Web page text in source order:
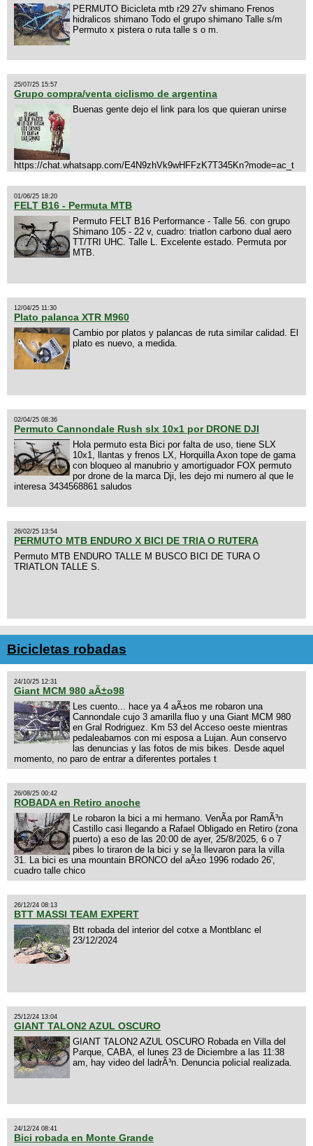
PERMUTO Bicicleta mtb r29 27v shimano Frenos
hidralicos shimano Todo el grupo shimano Talle s/m
Permuto x pistera o ruta talle s o m.
25/07/25 15:57
Grupo compra/venta ciclismo de argentina
Buenas gente dejo el link para los que quieran unirse
https://chat.whatsapp.com/E4N9zhVk9wHFFzK7T345Kn?mode=ac_t
01/06/25 18:20
FELT B16 - Permuta MTB
Permuto FELT B16 Performance - Talle 56. con grupo
Shimano 105 - 22 v, cuadro: triatlon carbono dual aero
TT/TRI UHC. Talle L. Excelente estado. Permuta por
MTB.
12/04/25 11:30
Plato palanca XTR M960
Cambio por platos y palancas de ruta similar calidad. El
plato es nuevo, a medida.
02/04/25 08:36
Permuto Cannondale Rush slx 10x1 por DRONE DJI
Hola permuto esta Bici por falta de uso, tiene SLX
10x1, llantas y frenos LX, Horquilla Axon tope de gama
con bloqueo al manubrio y amortiguador FOX permuto
por drone de la marca Dji, les dejo mi numero al que le
interesa 3434568861 saludos
26/02/25 13:54
PERMUTO MTB ENDURO X BICI DE TRIA O RUTERA
Permuto MTB ENDURO TALLE M BUSCO BICI DE TURA O
TRIATLON TALLE S.
Bicicletas robadas
24/10/25 12:31
Giant MCM 980 aÃ±o98
Les cuento... hace ya 4 aÃ±os me robaron una
Cannondale cujo 3 amarilla fluo y una Giant MCM 980
en Gral Rodriguez. Km 53 del Acceso oeste mientras
pedaleabamos con mi esposa a Lujan. Aun conservo
las denuncias y las fotos de mis bikes. Desde aquel
momento, no paro de entrar a diferentes portales t
26/08/25 00:42
ROBADA en Retiro anoche
Le robaron la bici a mi hermano. VenÃ­a por RamÃ³n
Castillo casi llegando a Rafael Obligado en Retiro (zona
puerto) a eso de las 20:00 de ayer, 25/8/2025, 6 o 7
pibes lo tiraron de la bici y se la llevaron para la villa
31. La bici es una mountain BRONCO del aÃ±o 1996 rodado 26',
cuadro talle chico
26/12/24 08:13
BTT MASSI TEAM EXPERT
Btt robada del interior del cotxe a Montblanc el
23/12/2024
25/12/24 13:04
GIANT TALON2 AZUL OSCURO
GIANT TALON2 AZUL OSCURO Robada en Villa del
Parque, CABA, el lunes 23 de Diciembre a las 11:38
am, hay video del ladrÃ³n. Denuncia policial realizada.
24/12/24 08:41
Bici robada en Monte Grande